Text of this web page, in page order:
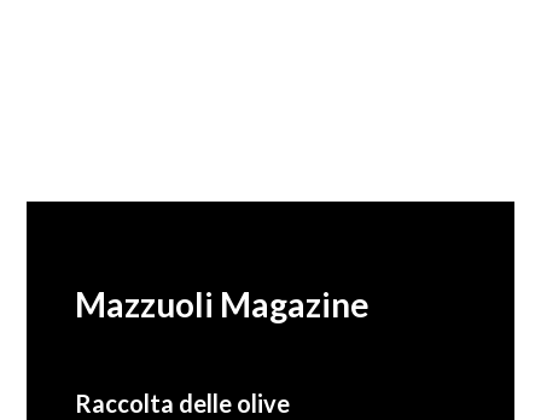
Mazzuoli Magazine
Raccolta delle olive